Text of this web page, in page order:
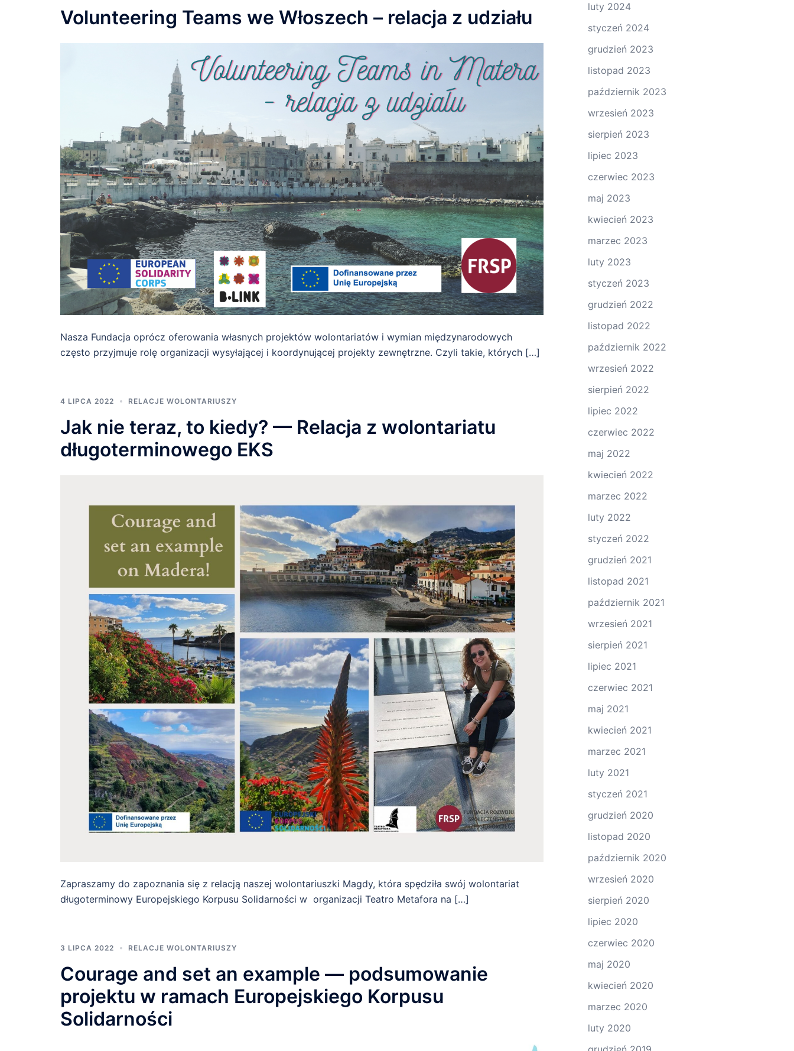
Volunteering Teams we Włoszech – relacja z udziału
Nasza Fundacja oprócz oferowania własnych projektów wolontariatów i wymian międzynarodowych
często przyjmuje rolę organizacji wysyłającej i koordynującej projekty zewnętrzne. Czyli takie, których […]
4 LIPCA 2022 RELACJE WOLONTARIUSZY
Jak nie teraz, to kiedy? — Relacja z wolontariatu
długoterminowego EKS
Zapraszamy do zapoznania się z relacją naszej wolontariuszki Magdy, która spędziła swój wolontariat
długoterminowy Europejskiego Korpusu Solidarności w organizacji Teatro Metafora na […]
3 LIPCA 2022 RELACJE WOLONTARIUSZY
Courage and set an example — podsumowanie
projektu w ramach Europejskiego Korpusu
Solidarności
luty 2024
styczeń 2024
grudzień 2023
listopad 2023
październik 2023
wrzesień 2023
sierpień 2023
lipiec 2023
czerwiec 2023
maj 2023
kwiecień 2023
marzec 2023
luty 2023
styczeń 2023
grudzień 2022
listopad 2022
październik 2022
wrzesień 2022
sierpień 2022
lipiec 2022
czerwiec 2022
maj 2022
kwiecień 2022
marzec 2022
luty 2022
styczeń 2022
grudzień 2021
listopad 2021
październik 2021
wrzesień 2021
sierpień 2021
lipiec 2021
czerwiec 2021
maj 2021
kwiecień 2021
marzec 2021
luty 2021
styczeń 2021
grudzień 2020
listopad 2020
październik 2020
wrzesień 2020
sierpień 2020
lipiec 2020
czerwiec 2020
maj 2020
kwiecień 2020
marzec 2020
luty 2020